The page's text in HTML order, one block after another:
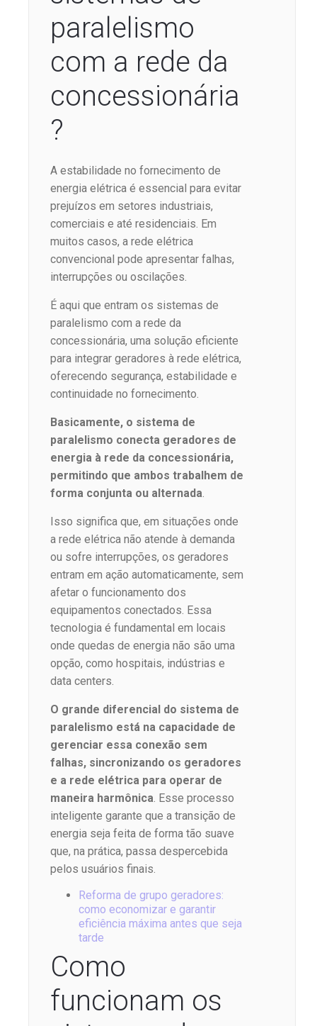
paralelismo
com a rede da
concessionária
?
A estabilidade no fornecimento de
energia elétrica é essencial para evitar
prejuízos em setores industriais,
comerciais e até residenciais. Em
muitos casos, a rede elétrica
convencional pode apresentar falhas,
interrupções ou oscilações.
É aqui que entram os sistemas de
paralelismo com a rede da
concessionária, uma solução eficiente
para integrar geradores à rede elétrica,
oferecendo segurança, estabilidade e
continuidade no fornecimento.
Basicamente, o sistema de
paralelismo conecta geradores de
energia à rede da concessionária,
permitindo que ambos trabalhem de
forma conjunta ou alternada.
Isso significa que, em situações onde
a rede elétrica não atende à demanda
ou sofre interrupções, os geradores
entram em ação automaticamente, sem
afetar o funcionamento dos
equipamentos conectados. Essa
tecnologia é fundamental em locais
onde quedas de energia não são uma
opção, como hospitais, indústrias e
data centers.
O grande diferencial do sistema de
paralelismo está na capacidade de
gerenciar essa conexão sem
falhas, sincronizando os geradores
e a rede elétrica para operar de
maneira harmônica. Esse processo
inteligente garante que a transição de
energia seja feita de forma tão suave
que, na prática, passa despercebida
pelos usuários finais.
Reforma de grupo geradores:
como economizar e garantir
eficiência máxima antes que seja
tarde
Como
funcionam os